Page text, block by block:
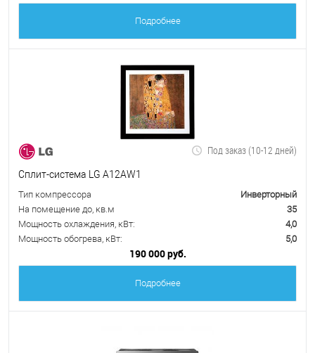
Подробнее
Под заказ (10-12 дней)
Сплит-система LG A12AW1
Тип компрессора
Инверторный
На помещение до, кв.м
35
Мощность охлаждения, кВт:
4,0
Мощность обогрева, кВт:
5,0
190 000 руб.
Подробнее